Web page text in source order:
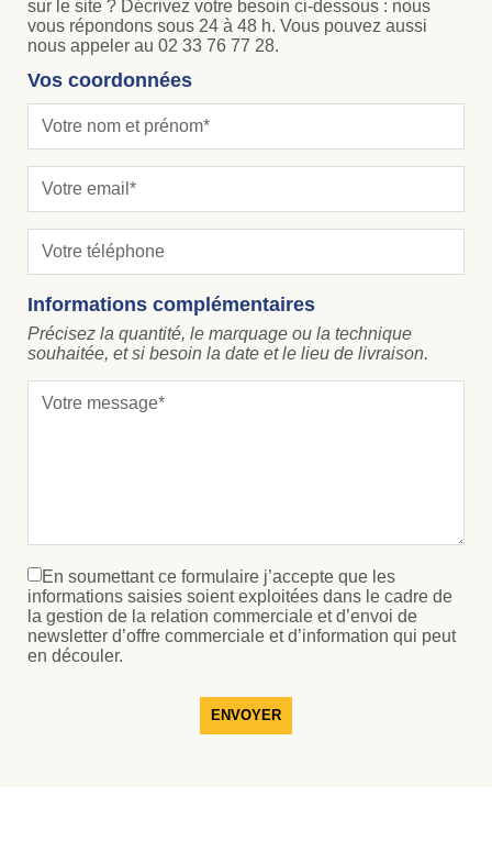
sur le site ? Décrivez votre besoin ci-dessous : nous
vous répondons sous 24 à 48 h. Vous pouvez aussi
nous appeler au 02 33 76 77 28.
Vos coordonnées
Informations complémentaires
Précisez la quantité, le marquage ou la technique
souhaitée, et si besoin la date et le lieu de livraison.
En soumettant ce formulaire j’accepte que les
informations saisies soient exploitées dans le cadre de
la gestion de la relation commerciale et d’envoi de
newsletter d’offre commerciale et d’information qui peut
en découler.
ENVOYER